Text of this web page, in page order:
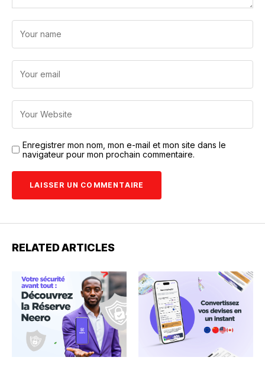
Enregistrer mon nom, mon e-mail et mon site dans le
navigateur pour mon prochain commentaire.
RELATED ARTICLES